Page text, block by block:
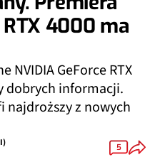
RTX 4000 ma
NVIDIA GeForce RTX
dobrych informacji.
najdroższy z nowych
5